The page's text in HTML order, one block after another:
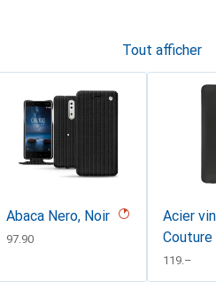
Tout afficher
Abaca Nero, Noir
CHF
97.90
Acier
Couture
CHF
119.–